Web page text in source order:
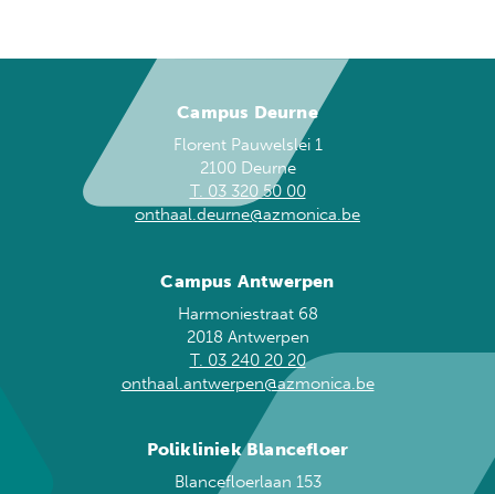
Campus Deurne
Florent Pauwelslei 1
2100 Deurne
T. 03 320 50 00
onthaal.deurne@azmonica.be
Campus Antwerpen
Harmoniestraat 68
2018 Antwerpen
T. 03 240 20 20
onthaal.antwerpen@azmonica.be
Polikliniek Blancefloer
Blancefloerlaan 153